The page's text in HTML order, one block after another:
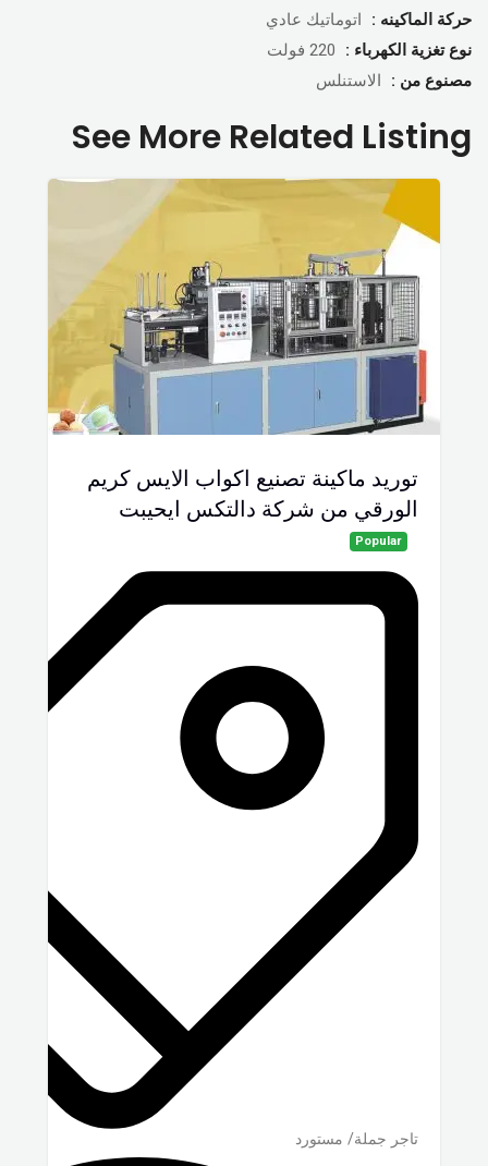
حركة الماكينه :
اتوماتيك عادي
نوع تغزية الكهرباء :
220 فولت
مصنوع من :
الاستنلس
See More Related Listing
توريد ماكينة تصنيع اكواب الايس كريم
الورقي من شركة دالتكس ايحيبت
Popular
تاجر جملة/ مستورد